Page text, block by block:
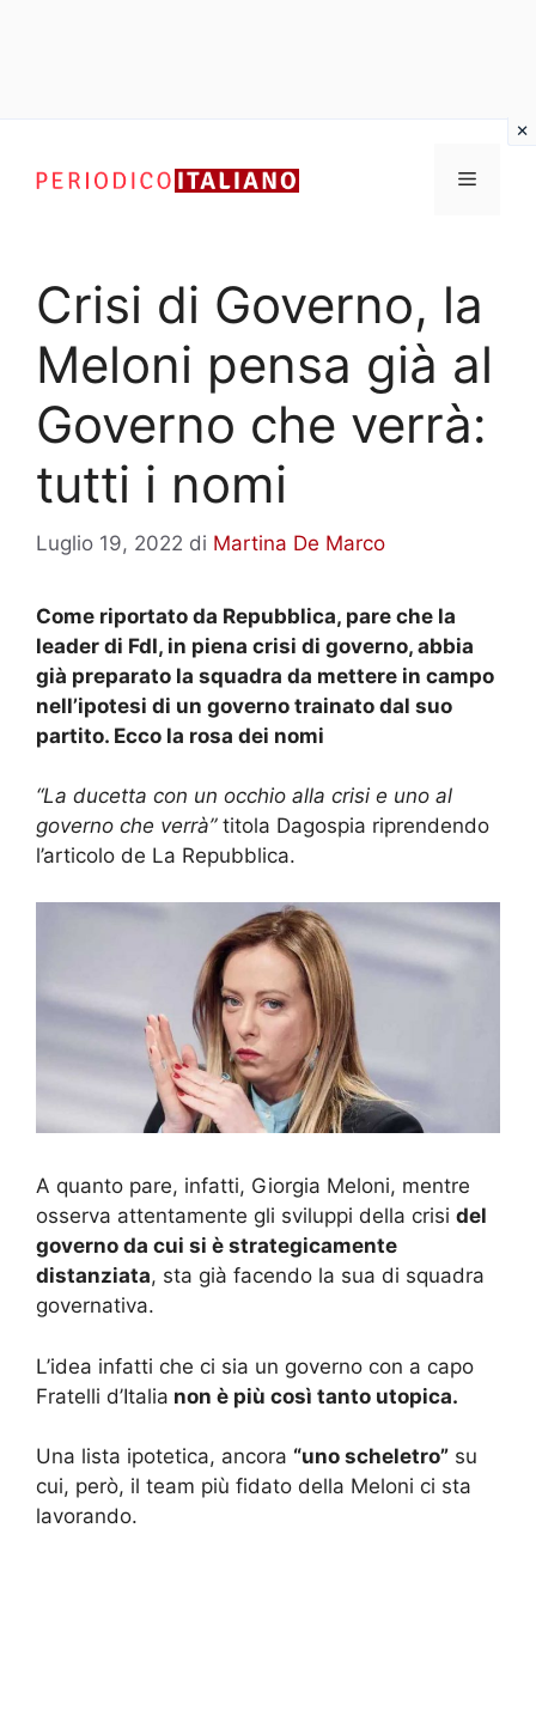
contenuto
Menu
Crisi di Governo, la
Meloni pensa già al
Governo che verrà:
tutti i nomi
Luglio 19, 2022 di Martina De Marco
Come riportato da Repubblica, pare che la
leader di FdI, in piena crisi di governo, abbia
già preparato la squadra da mettere in campo
nell’ipotesi di un governo trainato dal suo
partito. Ecco la rosa dei nomi
“La ducetta con un occhio alla crisi e uno al
governo che verrà”titola Dagospia riprendendo
l’articolo de La Repubblica.
A quanto pare, infatti, Giorgia Meloni, mentre
osserva attentamente gli sviluppi della crisi del
governo da cui si è strategicamente
distanziata, sta già facendo la sua di squadra
governativa.
L’idea infatti che ci sia un governo con a capo
Fratelli d’Italia non è più così tanto utopica.
Una lista ipotetica, ancora “uno scheletro” su
cui, però, il team più fidato della Meloni ci sta
lavorando.